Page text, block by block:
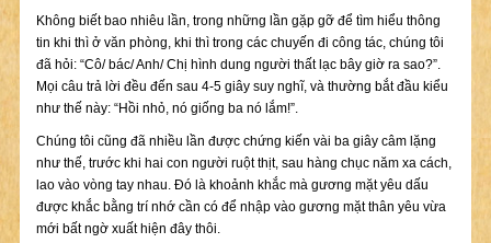
Không biết bao nhiêu lần, trong những lần gặp gỡ để tìm hiểu thông
tin khi thì ở văn phòng, khi thì trong các chuyến đi công tác, chúng tôi
đã hỏi: “Cô/ bác/ Anh/ Chị hình dung người thất lạc bây giờ ra sao?”.
Mọi câu trả lời đều đến sau 4-5 giây suy nghĩ, và thường bắt đầu kiểu
như thế này: “Hồi nhỏ, nó giống ba nó lắm!”.
Chúng tôi cũng đã nhiều lần được chứng kiến vài ba giây câm lặng
như thế, trước khi hai con người ruột thịt, sau hàng chục năm xa cách,
lao vào vòng tay nhau. Đó là khoảnh khắc mà gương mặt yêu dấu
được khắc bằng trí nhớ cần có để nhập vào gương mặt thân yêu vừa
mới bất ngờ xuất hiện đây thôi.